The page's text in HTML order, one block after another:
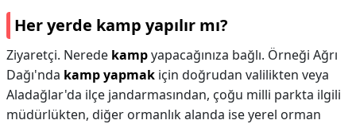
Her yerde kamp yapılır mı?
Ziyaretçi. Nerede kampyapacağınıza bağlı. Örneği Ağrı
Dağı'nda kamp yapmak için doğrudan valilikten veya
Aladağlar'da ilçe jandarmasından, çoğu milli parkta ilgili
müdürlükten, diğer ormanlık alanda ise yerel orman